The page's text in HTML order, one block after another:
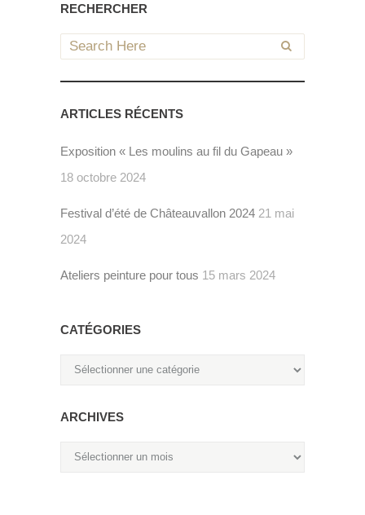
RECHERCHER
ARTICLES RÉCENTS
Exposition « Les moulins au fil du Gapeau »
18 octobre 2024
Festival d’été de Châteauvallon 2024 21 mai
2024
Ateliers peinture pour tous 15 mars 2024
CATÉGORIES
ARCHIVES